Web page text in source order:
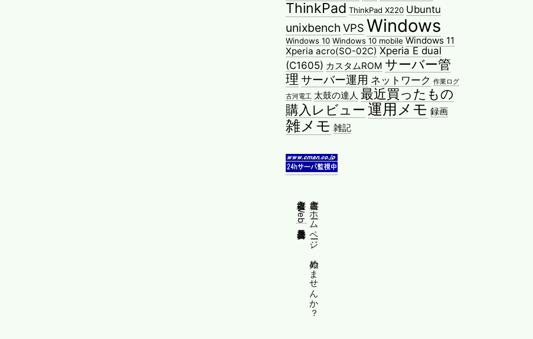
ThinkPad ThinkPad X220 Ubuntu
unixbench VPS Windows
Windows 10 Windows 10 mobile Windows 11
Xperia acro(SO-02C) Xperia E dual
(C1605) カスタムROM サーバー管
理 サーバー運用 ネットワーク 作業ログ
古河電工 太鼓の達人 最近買ったもの
購入レビュー 運用メモ 録画
雑メモ 雑記
縦書きホームページ、始めませんか？
縦書きWeb普及委員会